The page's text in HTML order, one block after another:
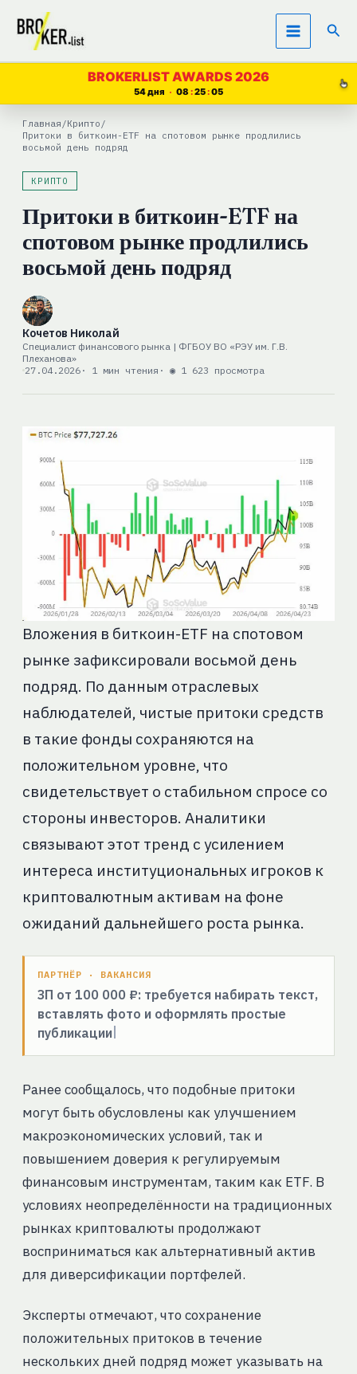
Перейти
содержимому
BROKERLIST AWARDS 2026
54 дня 08 25 05
Главная /Крипто /
Притоки в биткоин-ETF на спотовом рынке продлились
восьмой день подряд
КРИПТО
Притоки в биткоин-ETF на
спотовом рынке продлились
восьмой день подряд
Кочетов Николай
Специалист финансового рынка | ФГБОУ ВО «РЭУ им. Г.В.
Плеханова»
27.04.2026· 1 мин чтения · ◉ 1 623 просмотра
Вложения в биткоин-ETF на спотовом
рынке зафиксировали восьмой день
подряд. По данным отраслевых
наблюдателей, чистые притоки средств
в такие фонды сохраняются на
положительном уровне, что
свидетельствует о стабильном спросе со
стороны инвесторов. Аналитики
связывают этот тренд с усилением
интереса институциональных игроков к
криптовалютным активам на фоне
ожиданий дальнейшего роста рынка.
ПАРТНЁР · ВАКАНСИЯ
ЗП от 100 000 ₽: требуется набирать текст,
вставлять фото и оформлять простые
публикации
Ранее сообщалось, что подобные притоки
могут быть обусловлены как улучшением
макроэкономических условий, так и
повышением доверия к регулируемым
финансовым инструментам, таким как ETF. В
условиях неопределённости на традиционных
рынках криптовалюты продолжают
восприниматься как альтернативный актив
для диверсификации портфелей.
Эксперты отмечают, что сохранение
положительных притоков в течение
нескольких дней подряд может указывать на